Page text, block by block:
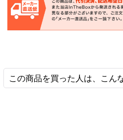
この商品を買った人は、こん